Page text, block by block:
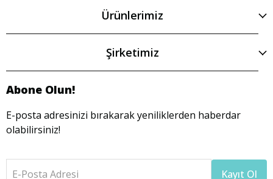
Ürünlerimiz
Şirketimiz
Abone Olun!
E-posta adresinizi bırakarak yeniliklerden haberdar
olabilirsiniz!
E-Posta Adresi Kayıt Ol